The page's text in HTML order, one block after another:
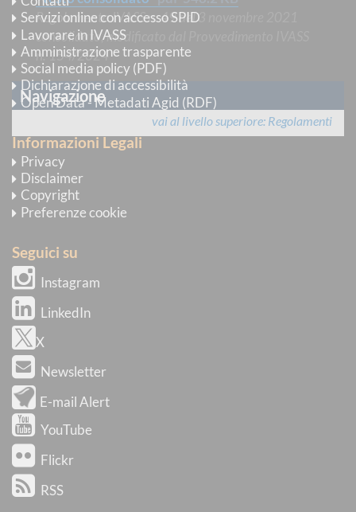
Regolamento IVASS n. 49 del 3 novembre 2021
consolidato, modificato dal Provvedimento IVASS
n. 154/2024
Navigazione
vai al livello superiore Regolamenti
Servizi online con accesso SPID
Lavorare in IVASS
Amministrazione trasparente
Social media policy (PDF)
Dichiarazione di accessibilità
Open Data - Metadati Agid (RDF)
Informazioni Legali
Privacy
Disclaimer
Copyright
Preferenze cookie
Seguici su
Instagram
LinkedIn
X
Newsletter
E-mail Alert
YouTube
Flickr
RSS